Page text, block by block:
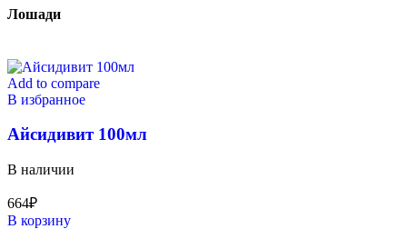
Лошади
Add to compare
В избранное
Айсидивит 100мл
В наличии
664₽
В корзину